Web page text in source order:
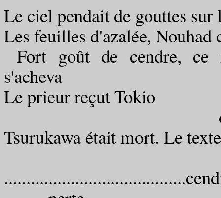
Le ciel pendait de gouttes sur
Les feuilles d'azalée, Nouhad
Fort goût de cendre, ce
s'acheva ce
Le prieur reçut
dont il révéla à
Tsurukawa était mort. Le texte